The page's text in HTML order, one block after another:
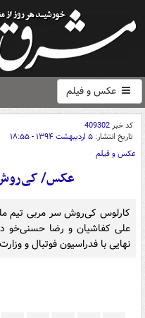
عکس و فیلم
کد خبر409302
تاریخ انتشار: ۵ اردیبهشت ۱۳۹۴ - ۱۸:۵۵
عکس و فیلم
عکس/ کی‌روش
کارلوس کی‌روش سر مربی تیم
علی کفاشیان و رضا حسنی‌خو
نهایی با فدراسیون فوتبال و